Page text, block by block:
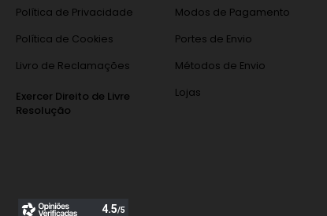
Política de Privacidade
Política de Cookies
Livro de Reclamações
Exercer Direito de Livre
Resolução
Modos de Pagamento
Portes de Envio
Métodos de Envio
Lojas